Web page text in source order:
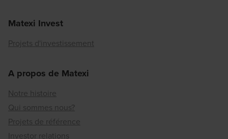
Matexi Invest
Projets d'investissement
A propos de Matexi
Notre histoire
Qui sommes nous?
Projets de référence
Investor relations